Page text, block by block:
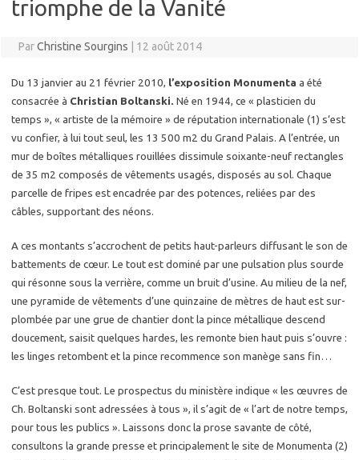
triomphe de la Va­ni­té
ParChristine Sourgins 12 août 2014
Du 13 jan­vier au 21 fé­vrier 2010, l’ex­po­si­tion Mo­nu­men­ta a été
consa­crée à Chris­tian Bol­tanski. Né en 1944, ce « plas­ti­cien du
temps », « ar­tiste de la mé­moire » de ré­pu­ta­tion in­ter­na­tio­nale (1) s‘est
vu confier, à lui tout seul, les 13 500 m2 du Grand Pa­lais. A l’en­trée, un
mur de boîtes mé­tal­liques rouillées dis­si­mule soixante-neuf rec­tangles
de 35 m2 com­po­sés de vê­te­ments usa­gés, dis­po­sés au sol. Chaque
par­celle de fripes est en­ca­drée par des po­tences, re­liées par des
câbles, sup­por­tant des néons.
A ces mon­tants s’ac­crochent de pe­tits haut-par­leurs dif­fu­sant le son de
bat­te­ments de cœur. Le tout est do­mi­né par une pul­sa­tion plus sourde
qui ré­sonne sous la ver­rière, comme un bruit d’usine. Au mi­lieu de la nef,
une py­ra­mide de vê­te­ments d’une quin­zaine de mètres de haut est sur­
plom­bée par une grue de chan­tier dont la pince mé­tal­lique des­cend
dou­ce­ment, sai­sit quelques hardes, les re­monte bien haut puis s’ouvre :
les linges re­tombent et la pince re­com­mence son ma­nège sans fin…
C’est presque tout. Le pros­pec­tus du mi­nis­tère in­dique « les œuvres de
Ch. Bol­tans­ki sont adres­sées à tous », il s’agit de « l’art de notre temps,
pour tous les pu­blics ». Lais­sons donc la prose sa­vante de côté,
consul­tons la grande presse et prin­ci­pa­le­ment le site de Mo­nu­men­ta (2)